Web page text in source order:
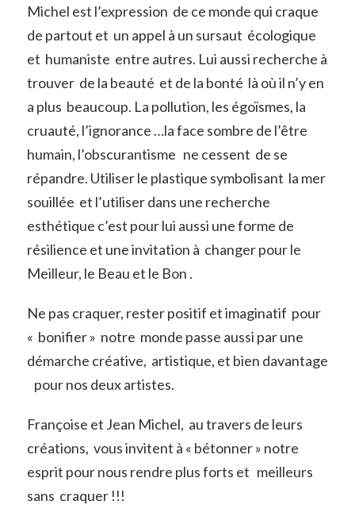
Michel est l’expression de ce monde qui craque
de partout et un appel à un sursaut écologique
et humaniste entre autres. Lui aussi recherche à
trouver de la beauté et de la bonté là où il n’y en
a plus beaucoup. La pollution, les égoïsmes, la
cruauté, l’ignorance …la face sombre de l’être
humain, l’obscurantisme ne cessent de se
répandre. Utiliser le plastique symbolisant la mer
souillée et l’utiliser dans une recherche
esthétique c’est pour lui aussi une forme de
résilience et une invitation à changer pour le
Meilleur, le Beau et le Bon .
Ne pas craquer, rester positif et imaginatif pour
« bonifier » notre monde passe aussi par une
démarche créative, artistique, et bien davantage
pour nos deux artistes.
Françoise et Jean Michel, au travers de leurs
créations, vous invitent à « bétonner » notre
esprit pour nous rendre plus forts et meilleurs
sans craquer !!!